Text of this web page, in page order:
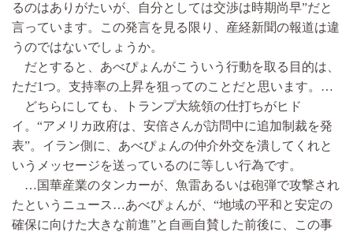
るのはありがたいが、自分としては交渉は時期尚早”だと
言っています。この発言を見る限り、産経新聞の報道は違
うのではないでしょうか。
だとすると、あべぴょんがこういう行動を取る目的は、
ただ1つ。支持率の上昇を狙ってのことだと思います。…
どちらにしても、トランプ大統領の仕打ちがヒド
イ。“アメリカ政府は、安倍さんが訪問中に追加制裁を発
表”。イラン側に、あべぴょんの仲介外交を潰してくれと
いうメッセージを送っているのに等しい行為です。
…国華産業のタンカーが、魚雷あるいは砲弾で攻撃され
たというニュース…あべぴょんが、“地域の平和と安定の
確保に向けた大きな前進”と自画自賛した前後に、この事